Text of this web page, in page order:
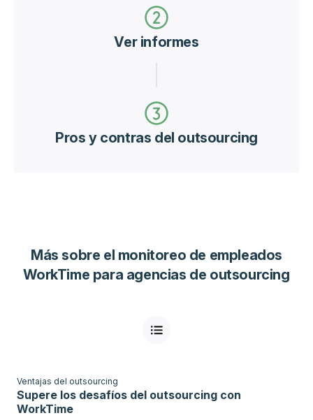
Ver informes
Pros y contras del outsourcing
Más sobre el monitoreo de empleados
WorkTime para agencias de outsourcing
Ventajas del outsourcing
Supere los desafíos del outsourcing con
WorkTime